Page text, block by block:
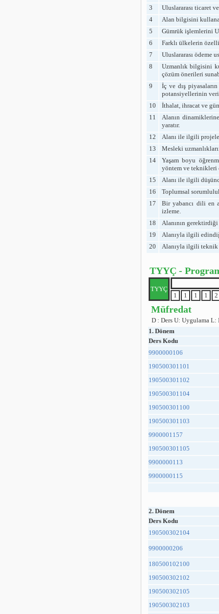
3
Uluslararası ticaret
4
Alan bilgisini
5
Gümrük işlemlerini
6
Farklı ülkelerin
7
Uluslararası ödeme
8
Uzmanlık bilgisini
çözüm önerileri
9
İç ve dış
potansiyellerinin
10
İthalat, ihracat ve
11
Alanın
yaratır.
12
Alanı ile ilgili
13
Mesleki
14
Yaşam boyu
yöntem ve teknikleri
15
Alanı ile ilgili
16
Toplumsal
17
Bir yabancı dili en
izleme.
18
Alanının
19
Alanıyla ilgili
20
Alanıyla ilgili teknik
TYYÇ -
TYYÇ
1
1 1 1 2
Müfredat
D : Ders U: Uygulama L:
1. Dönem
Ders Kodu
9900000106
190500301101
190500301102
190500301104
190500301100
190500301103
9900001157
190500301105
9900000113
9900000115
2. Dönem
Ders Kodu
190500302104
9900000206
180500102100
190500302102
190500302105
190500302103